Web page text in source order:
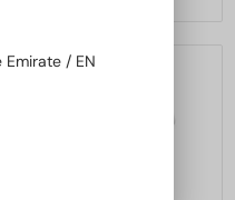
2-4 WERKTAGE
/ EN